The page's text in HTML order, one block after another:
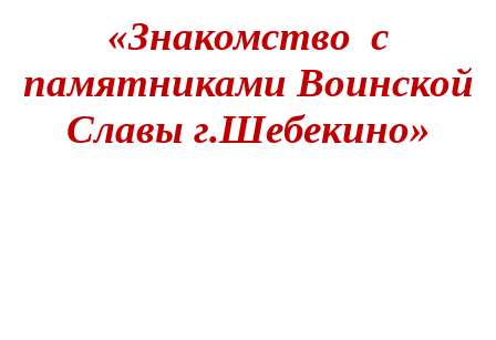
«Знакомство с
памятниками Воинской
Славы г.Шебекино»